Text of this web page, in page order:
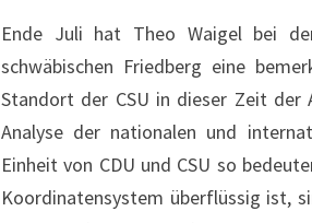
Ende Juli hat Theo Waigel bei
schwäbischen Friedberg eine
Standort der CSU in dieser Zeit
Analyse der nationalen und
Einheit von CDU und CSU so
Koordinatensystem überflüssig ist,